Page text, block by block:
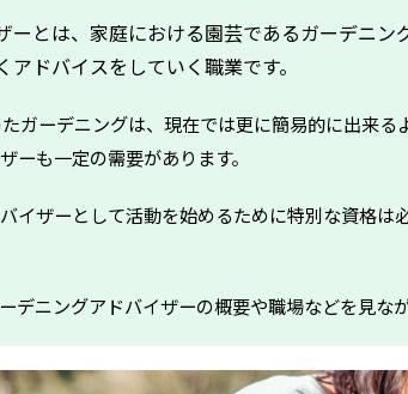
ーとは、家庭における園芸であるガーデニ
ドバイスをしていく職業です。
ガーデニングは、現在では更に簡易的に出来
ーも一定の需要があります。
イザーとして活動を始めるために特別な資格
デニングアドバイザーの概要や職場などを見な